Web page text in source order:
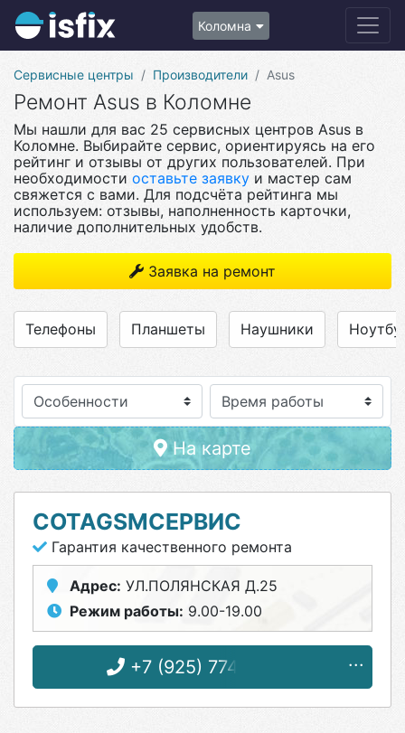
Коломна
Сервисные центры Производители Asus
Ремонт Asus в Коломне
Мы нашли для вас 25 сервисных центров Asus в
Коломне. Выбирайте сервис, ориентируясь на его
рейтинг и отзывы от других пользователей. При
необходимости оставьте заявку и мастер сам
свяжется с вами. Для подсчёта рейтинга мы
используем: отзывы, наполненность карточки,
наличие дополнительных удобств.
Заявка на ремонт
Телефоны Планшеты Наушники
Особенности
На карте
COTAGSMСЕРВИС
Гарантия качественного ремонта
Адрес: УЛ.ПОЛЯНСКАЯ Д.25
Режим работы: 9.00-19.00
+7 (925) 774-70-47